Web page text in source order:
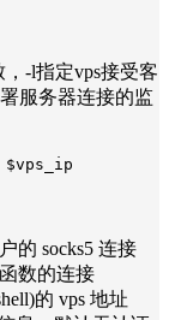
-l指定vps接受客
服务器连接的监
的 socks5 连接
数的连接
的 vps 地址